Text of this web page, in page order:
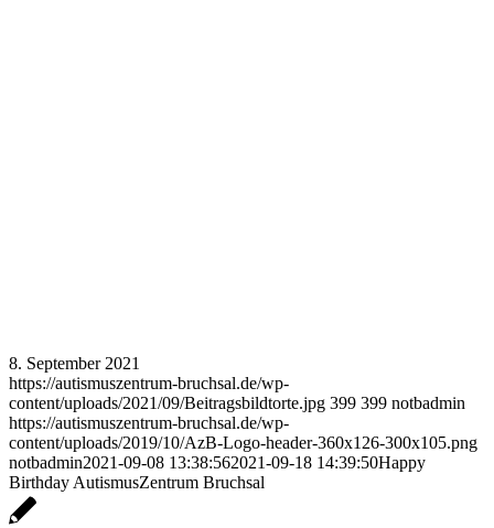
8. September 2021
https://autismuszentrum-bruchsal.de/wp-
content/uploads/2021/09/Beitragsbildtorte.jpg 399 399 notbadmin
https://autismuszentrum-bruchsal.de/wp-
content/uploads/2019/10/AzB-Logo-header-360x126-300x105.png
notbadmin2021-09-08 13:38:562021-09-18 14:39:50Happy
Birthday AutismusZentrum Bruchsal